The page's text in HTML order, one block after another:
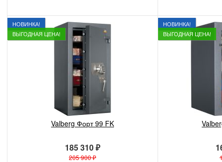
НОВИНКА!
ВЫГОДНАЯ ЦЕНА!
Valberg Форт 99 FK
185 310 ₽
205 900 ₽
НОВИНКА!
ВЫГОДНАЯ ЦЕНА!